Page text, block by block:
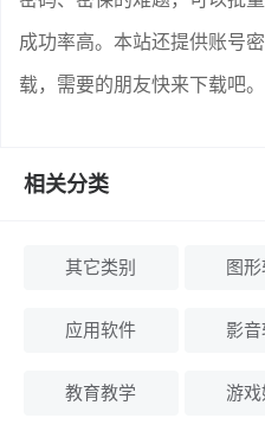
成功率高。本站还提供账号
载，需要的朋友快来下载吧。
相关分类
其它类别 图
应用软件 影
教育教学 游